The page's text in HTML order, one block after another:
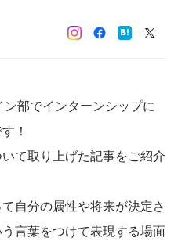
部でインターンシップに
！
て取り上げた記事をご紹介
自分の属性や将来が決定さ
言葉をつけて表現する場面